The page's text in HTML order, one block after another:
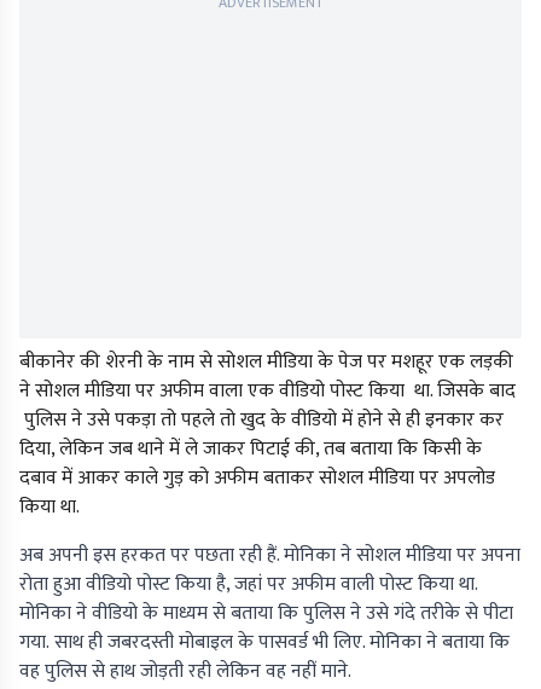
बीकानेर की शेरनी के नाम से सोशल मीडिया के पेज पर मशहूर एक लड़की
ने सोशल मीडिया पर अफीम वाला एक वीडियो पोस्ट किया था. जिसके बाद
पुलिस ने उसे पकड़ा तो पहले तो खुद के वीडियो में होने से ही इनकार कर
दिया, लेकिन जब थाने में ले जाकर पिटाई की, तब बताया कि किसी के
दबाव में आकर काले गुड़ को अफीम बताकर सोशल मीडिया पर अपलोड
किया था.
अब अपनी इस हरकत पर पछता रही हैं. मोनिका ने सोशल मीडिया पर अपना
रोता हुआ वीडियो पोस्ट किया है, जहां पर अफीम वाली पोस्ट किया था.
मोनिका ने वीडियो के माध्यम से बताया कि पुलिस ने उसे गंदे तरीके से पीटा
गया. साथ ही जबरदस्ती मोबाइल के पासवर्ड भी लिए. मोनिका ने बताया कि
वह पुलिस से हाथ जोड़ती रही लेकिन वह नहीं माने.